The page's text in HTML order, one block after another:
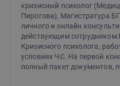
кризисный психолог
Пирогова), Магистратура
личного и онлайн
действующим сотрудником
Кризисного психолога,
условиях ЧС. На первой
полный пакет документов,